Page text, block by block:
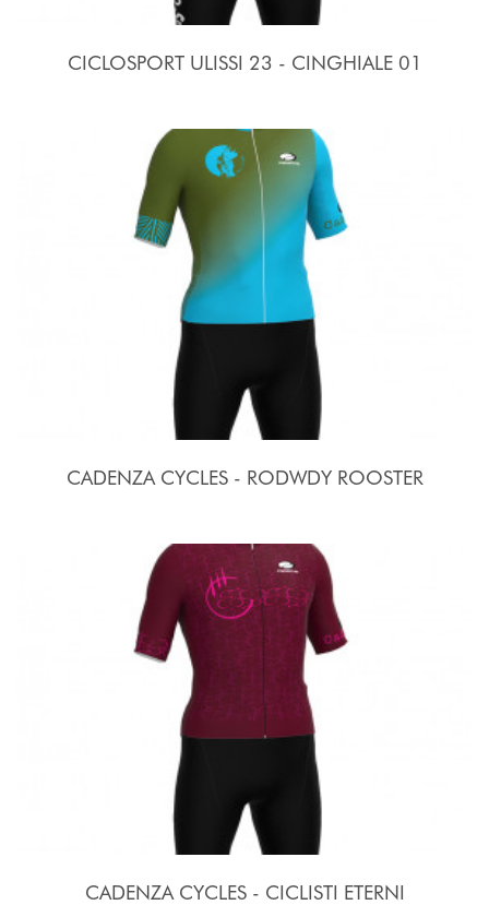
CICLOSPORT ULISSI 23 - CINGHIALE 01
CADENZA CYCLES - RODWDY ROOSTER
CADENZA CYCLES - CICLISTI ETERNI